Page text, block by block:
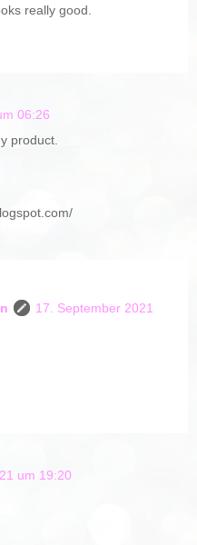
really good.
06:26
product.
17. September 2021
um 19:20